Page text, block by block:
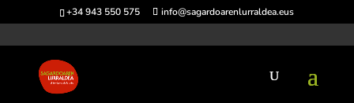
+34 943 550 575 info@sagardoarenlurraldea.eus